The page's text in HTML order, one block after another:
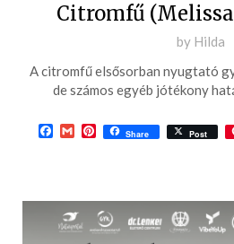
Citromfű
Posted
2016-
09
by Hilda
A citromfű elsősorban nyugtató
de számos egyéb jótékony
Facebook
GmailPinterest
Share Post